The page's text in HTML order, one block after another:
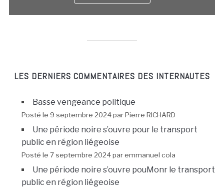
LES DERNIERS COMMENTAIRES DES INTERNAUTES
Basse vengeance politique
Posté le 9 septembre 2024 par Pierre RICHARD
Une période noire s’ouvre pour le transport
public en région liégeoise
Posté le 7 septembre 2024 par emmanuel cola
Une période noire s’ouvre pouMonr le transport
public en région liégeoise